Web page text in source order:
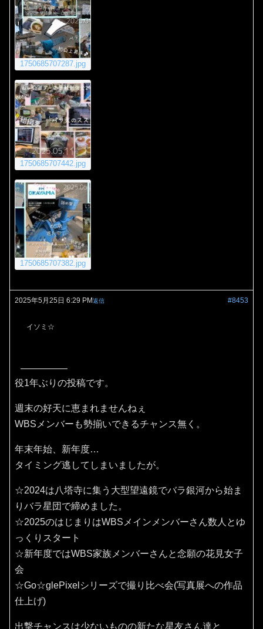
1750685707287.jpg
1750685707442.jpg
1750685707382.jpg
2025年5月25日 6:29 PM #8453
返信
イソミ☆
役1年ぶりの投稿です。
週末の好天に恵まれませんねぇ
WBSメンバーも勢揃いできるチャンス無く。
年末年始、新年度…
タイミング逃してしまいましたが。
☆2024は八塔寺に集う大型望遠鏡でバラ銀河から始ま
りバラ星団で締めました。
☆2025のはじまりはWBSメインメンバーさん数人とゆ
っくりスタート
☆新年度ではWBS家族メンバーさんと念願の花見女子
会
☆Go☆glePixelシリーズで撮り比べ会(写真展への作品
仕上げ)
出撃チャンスは少ないものの新たな星友さん達と